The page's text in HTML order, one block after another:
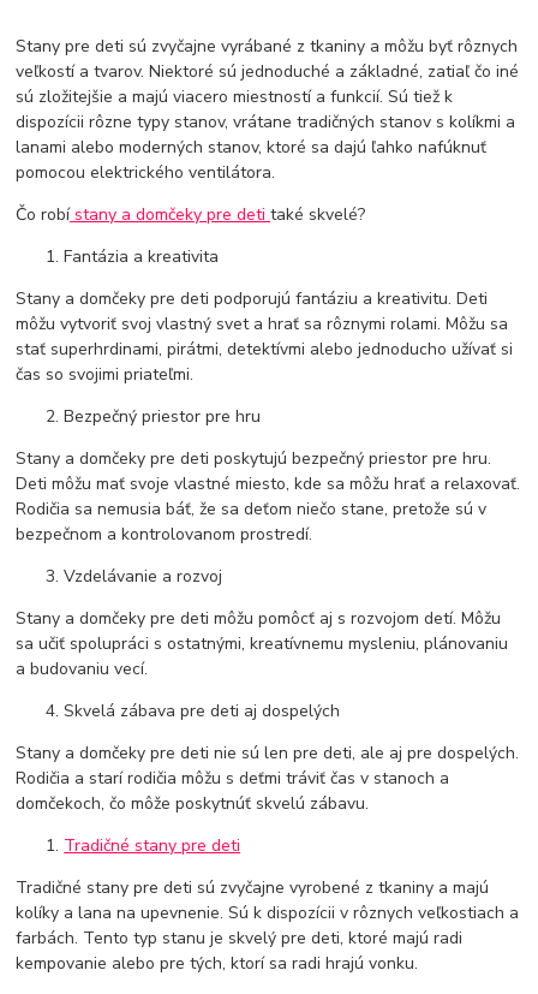
Stany pre deti sú zvyčajne vyrábané z tkaniny a môžu byť rôznych
veľkostí a tvarov. Niektoré sú jednoduché a základné, zatiaľ čo iné
sú zložitejšie a majú viacero miestností a funkcií. Sú tiež k
dispozícii rôzne typy stanov, vrátane tradičných stanov s kolíkmi a
lanami alebo moderných stanov, ktoré sa dajú ľahko nafúknuť
pomocou elektrického ventilátora.
Čo robístany a domčeky pre detitaké skvelé?
Fantázia a kreativita
Stany a domčeky pre deti podporujú fantáziu a kreativitu. Deti
môžu vytvoriť svoj vlastný svet a hrať sa rôznymi rolami. Môžu sa
stať superhrdinami, pirátmi, detektívmi alebo jednoducho užívať si
čas so svojimi priateľmi.
Bezpečný priestor pre hru
Stany a domčeky pre deti poskytujú bezpečný priestor pre hru.
Deti môžu mať svoje vlastné miesto, kde sa môžu hrať a relaxovať.
Rodičia sa nemusia báť, že sa deťom niečo stane, pretože sú v
bezpečnom a kontrolovanom prostredí.
Vzdelávanie a rozvoj
Stany a domčeky pre deti môžu pomôcť aj s rozvojom detí. Môžu
sa učiť spolupráci s ostatnými, kreatívnemu mysleniu, plánovaniu
a budovaniu vecí.
Skvelá zábava pre deti aj dospelých
Stany a domčeky pre deti nie sú len pre deti, ale aj pre dospelých.
Rodičia a starí rodičia môžu s deťmi tráviť čas v stanoch a
domčekoch, čo môže poskytnúť skvelú zábavu.
Tradičné stany pre deti
Tradičné stany pre deti sú zvyčajne vyrobené z tkaniny a majú
kolíky a lana na upevnenie. Sú k dispozícii v rôznych veľkostiach a
farbách. Tento typ stanu je skvelý pre deti, ktoré majú radi
kempovanie alebo pre tých, ktorí sa radi hrajú vonku.